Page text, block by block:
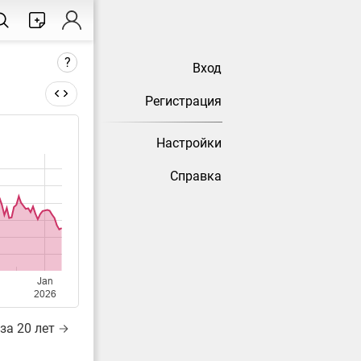
Вход
Регистрация
Настройки
Справка
?
Jan
2026
20 лет